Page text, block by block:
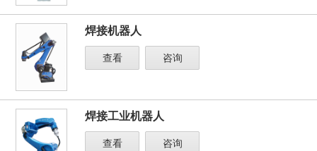
焊接机器人
查看 咨询
焊接工业机器人
查看 咨询